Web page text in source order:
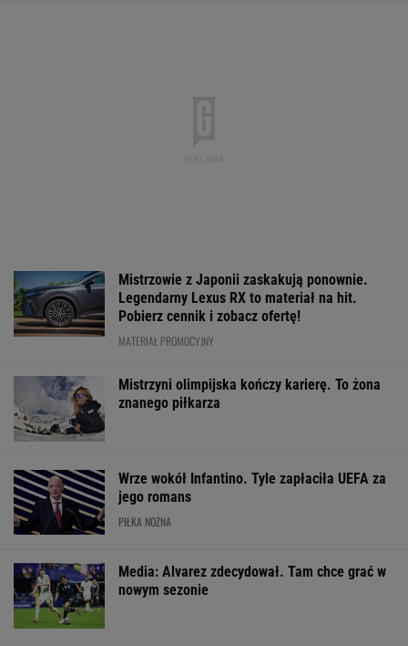
pokazuje, kto tu rozdaje karty!
MATERIAŁ PROMOCYJNY
Anastazja Kuś mistrzynią świata! Historyczny
LEKKOATLETYKA
Świątek? Gdzie
oglądać mecz z
Kostiuk? [Transmisja]
kto wygra wojnę w
Ukrainie
w Polsce?
gorąco